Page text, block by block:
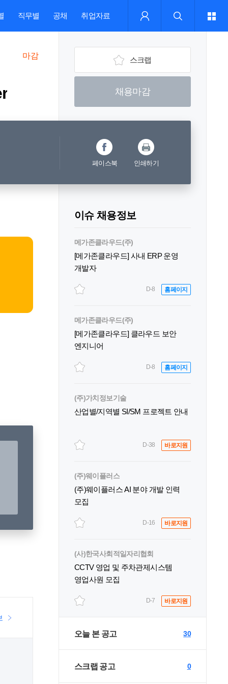
직무별 공채 취업자료
마감 스크랩
채용마감
페이스북 인쇄하기
이슈 채용정보
메가존클라우드(주)
[메가존클라우드] 사내 ERP 운영
개발자
D-8 홈페이지
메가존클라우드(주)
[메가존클라우드] 클라우드 보안
엔지니어
D-8 홈페이지
(주)가치정보기술
산업별/지역별 SI/SM 프로젝트 안내
D-38 바로지원
(주)웨이플러스
(주)웨이플러스 AI 분야 개발 인력
모집
D-16 바로지원
(사)한국사회적일자리협회
CCTV 영업 및 주차관제시스템
영업사원 모집
D-7 바로지원
오늘 본 공고 30
스크랩 공고 0